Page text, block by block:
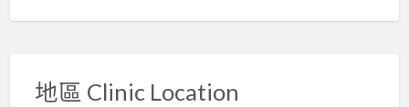
地區 Clinic Location